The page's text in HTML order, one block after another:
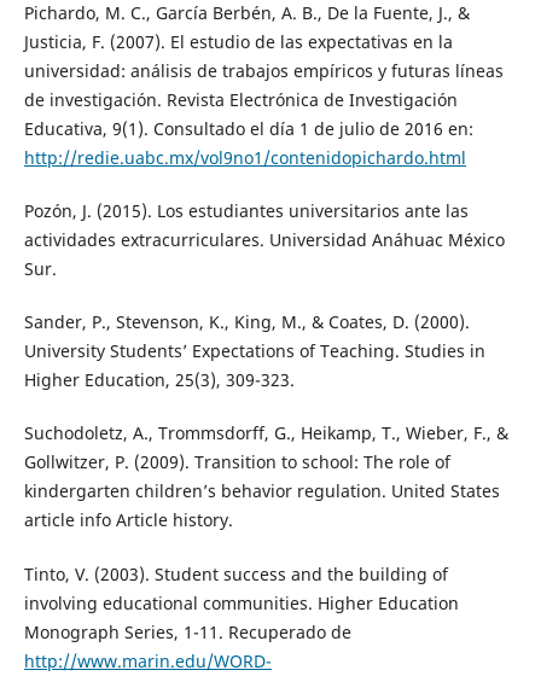
Pichardo, M. C., García Berbén, A. B., De la Fuente, J., &
Justicia, F. (2007). El estudio de las expectativas en la
universidad: análisis de trabajos empíricos y futuras líneas
de investigación. Revista Electrónica de Investigación
Educativa, 9(1). Consultado el día 1 de julio de 2016 en:
http://redie.uabc.mx/vol9no1/contenidopichardo.html
Pozón, J. (2015). Los estudiantes universitarios ante las
actividades extracurriculares. Universidad Anáhuac México
Sur.
Sander, P., Stevenson, K., King, M., & Coates, D. (2000).
University Students’ Expectations of Teaching. Studies in
Higher Education, 25(3), 309-323.
Suchodoletz, A., Trommsdorff, G., Heikamp, T., Wieber, F., &
Gollwitzer, P. (2009). Transition to school: The role of
kindergarten children’s behavior regulation. United States
article info Article history.
Tinto, V. (2003). Student success and the building of
involving educational communities. Higher Education
Monograph Series, 1-11. Recuperado de
http://www.marin.edu/WORD-